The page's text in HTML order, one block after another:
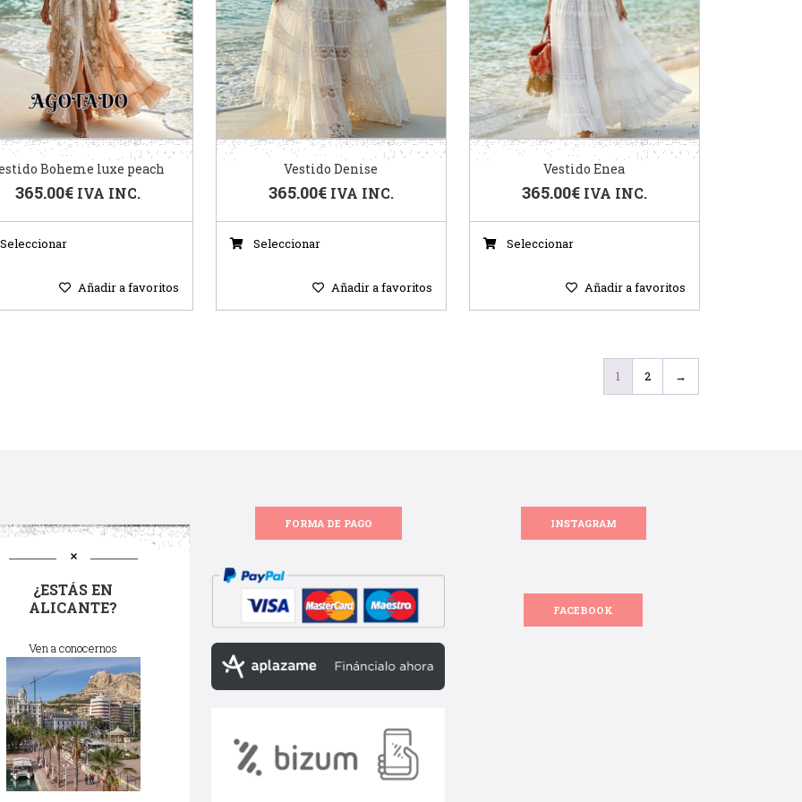
Boheme luxe peach
365.00€ IVA INC.
Añadir a favoritos
Vestido Denise
365.00€ IVA INC.
Seleccionar
Añadir a favoritos
Vestido Enea
365.00€ IVA INC.
Seleccionar
Añadir a favoritos
1 2 →
¿ESTÁS EN
ALICANTE?
Ven a conocernos
FORMA DE PAGO INSTAGRAM
FACEBOOK